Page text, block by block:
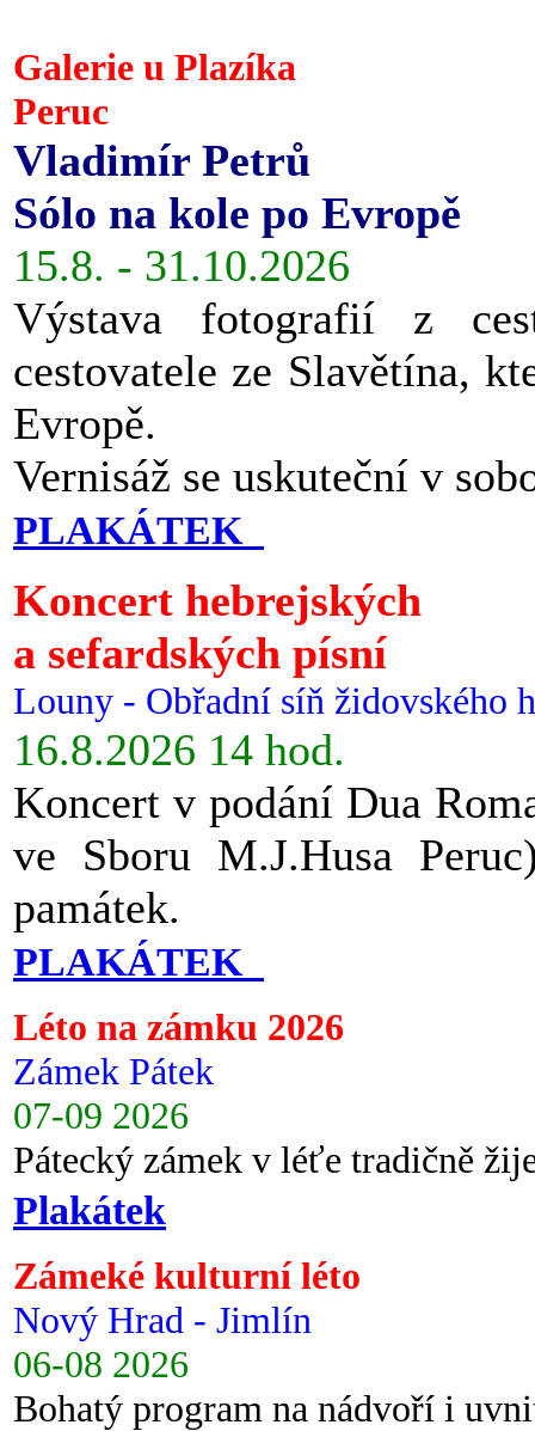
Galerie u Plazíka
Peruc
Vladimír Petrů
Sólo na kole po Evropě
15.8. - 31.10.2026
Výstava fotografií z
cestovatele ze Slavětína,
Evropě.
Vernisáž se uskuteční v
PLAKÁTEK
Koncert hebrejských
a sefardských písní
Louny - Obřadní síň židovského
16.8.2026 14 hod.
Koncert v podání Dua
ve Sboru M.J.Husa
památek.
PLAKÁTEK
Léto na zámku 2026
Zámek Pátek
07-09 2026
Pátecký zámek v léťe tradičně
Plakátek
Zámeké kulturní léto
Nový Hrad - Jimlín
06-08 2026
Bohatý program na nádvoří i